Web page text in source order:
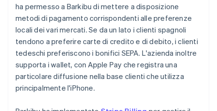
ha permesso a Barkibu di mettere a disposizione
metodi di pagamento corrispondenti alle preferenze
locali dei vari mercati. Se da un lato i clienti spagnoli
tendono a preferire carte di credito e di debito, i clienti
tedeschi preferiscono i bonifici SEPA. L'azienda inoltre
supporta i wallet, con Apple Pay che registra una
particolare diffusione nella base clienti che utilizza
principalmente l'iPhone.